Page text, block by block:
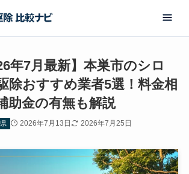
年7月最新】本巣市のシロ
除おすすめ業者5選！料金相
助金の有無も解説
2026年7月13日 2026年7月25日